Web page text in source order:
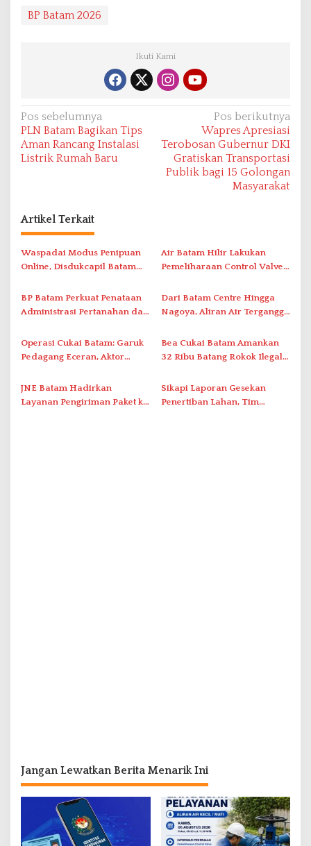
BP Batam 2026
Ikuti Kami
N
a
v
a
s
i
p
o
s
Pos sebelumnya
PLN Batam Bagikan Tips
Aman Rancang Instalasi
Listrik Rumah Baru
Pos berikutnya
Wapres Apresiasi
Terobosan Gubernur DKI
Gratiskan Transportasi
Publik bagi 15 Golongan
Masyarakat
Artikel Terkait
Waspadai Modus Penipuan
Online, Disdukcapil Batam
Tatap Muka
Air Batam Hilir Lakukan
Pemeliharaan Control Valve,
BP Batam Perkuat Penataan
Administrasi Pertanahan dan
Dari Batam Centre Hingga
Nagoya, Aliran Air Terganggu
Duriangkang
Operasi Cukai Batam: Garuk
Pedagang Eceran, Aktor
Tersentuh?
Bea Cukai Batam Amankan
32 Ribu Batang Rokok Ilegal
JNE Batam Hadirkan
Layanan Pengiriman Paket ke
Sikapi Laporan Gesekan
Penertiban Lahan, Tim
Jangan Lewatkan Berita Menarik Ini